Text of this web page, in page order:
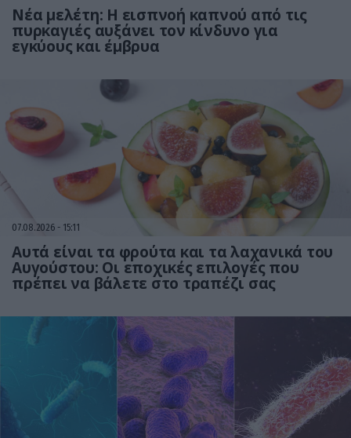
Νέα μελέτη: Η εισπνοή καπνού από τις
πυρκαγιές αυξάνει τον κίνδυνο για
εγκύους και έμβρυα
07.08.2026 15:11
Αυτά είναι τα φρούτα και τα λαχανικά του
Αυγούστου: Οι εποχικές επιλογές που
πρέπει να βάλετε στο τραπέζι σας